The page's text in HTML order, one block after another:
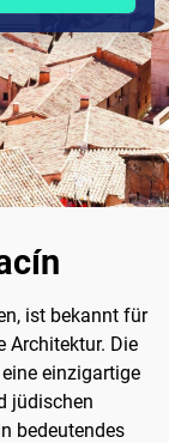
ist bekannt für
Architektur. Die
einzigartige
jüdischen
bedeutendes